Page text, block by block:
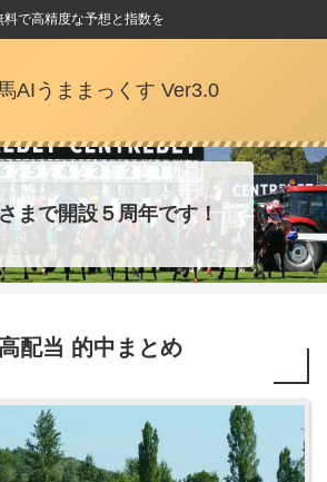
料で高精度な予想と指数を
AIうままっくす Ver3.0
まで開設５周年です！
配当 的中まとめ